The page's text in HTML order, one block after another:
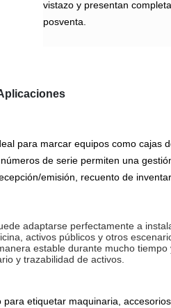
vistazo y presentan
posventa.
para marcar equipos como cajas
de serie permiten una
emisión, recuento de
adaptarse perfectamente a
activos públicos y otros
estable durante mucho
y trazabilidad de activos.
para etiquetar maquinaria,